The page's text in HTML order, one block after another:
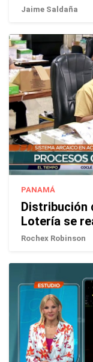
Jaime Saldaña
PANAMÁ
Distribución
Lotería se
Rochex Robinson